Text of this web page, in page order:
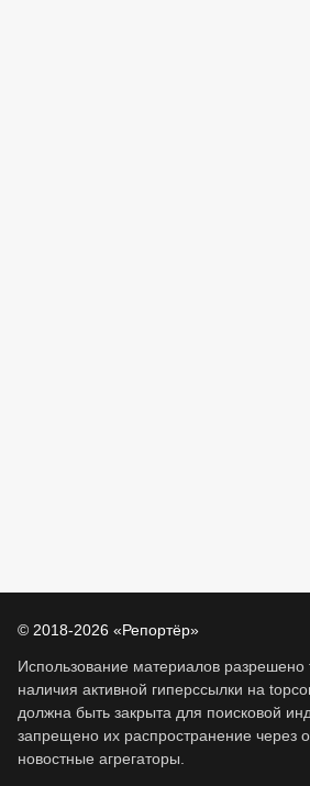
© 2018-2026 «Репортёр»
Использование материалов разрешено
наличия активной гиперссылки на
должна быть закрыта для поисковой
запрещено их распространение через
новостные агрегаторы.